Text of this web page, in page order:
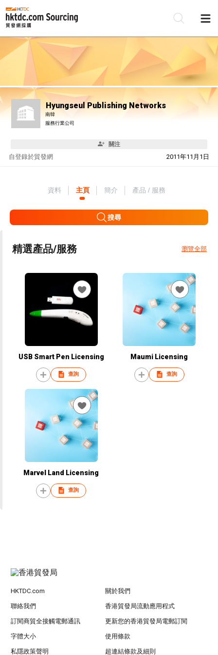
Hyungseul Publishing Networks
南韓
服務行業公司
關注
自 2011年11月1日
登錄於貿發網
資料 主頁 簡介 產品 / 服務
搜尋
精選產品/服務 瀏覽全部
USB Smart Pen Licensing
查詢
Maumi Licensing
查詢
Marvel Land Licensing
查詢
HKTDC.com 關於我們
聯絡我們 香港貿發局流動應用程式
訂閱商貿全接觸電郵通訊 更新您的香港貿發局電郵訂閱
字體大小 使用條款
私隱政策聲明 超連結條款及細則